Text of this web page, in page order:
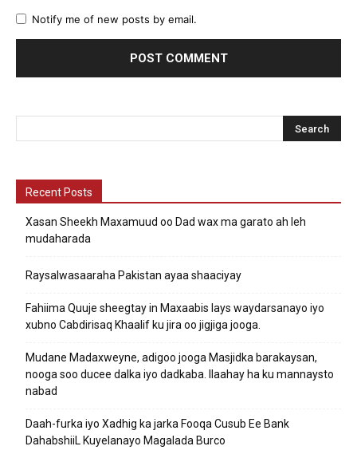
Notify me of new posts by email.
Recent Posts
Xasan Sheekh Maxamuud oo Dad wax ma garato ah leh
mudaharada
Raysalwasaaraha Pakistan ayaa shaaciyay
Fahiima Quuje sheegtay in Maxaabis lays waydarsanayo iyo
xubno Cabdirisaq Khaalif ku jira oo jigjiga jooga.
Mudane Madaxweyne, adigoo jooga Masjidka barakaysan,
nooga soo ducee dalka iyo dadkaba. Ilaahay ha ku mannaysto
nabad
Daah-furka iyo Xadhig ka jarka Fooqa Cusub Ee Bank
DahabshiiL Kuyelanayo Magalada Burco